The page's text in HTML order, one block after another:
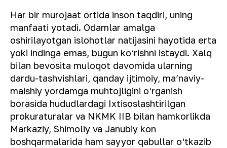
Har bir murojaat ortida inson taqdiri, uning
manfaati yotadi. Odamlar amalga
oshirilayotgan islohotlar natijasini hayotida erta
yoki indinga emas, bugun ko‘rishni istaydi. Xalq
bilan bevosita muloqot davomida ularning
dardu-tashvishlari, qanday ijtimoiy, ma’naviy-
maishiy yordamga muhtojligini o‘rganish
borasida hududlardagi Ixtisoslashtirilgan
prokuraturalar va NKMK IIB bilan hamkorlikda
Markaziy, Shimoliy va Janubiy kon
boshqarmalarida ham sayyor qabullar o‘tkazib